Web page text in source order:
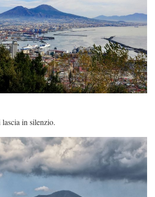
lascia in silenzio.